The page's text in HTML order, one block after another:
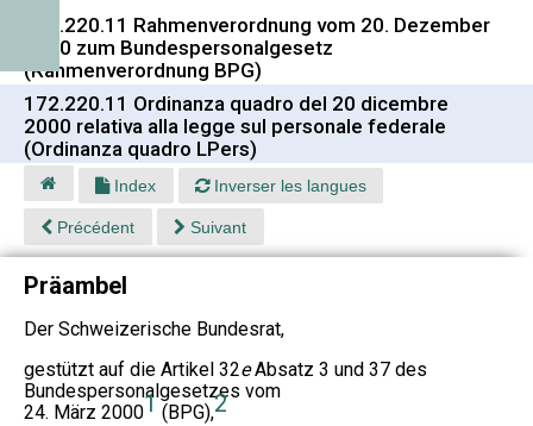
172.220.11 Rahmenverordnung vom 20. Dezember
2000 zum Bundespersonalgesetz
(Rahmenverordnung BPG)
172.220.11 Ordinanza quadro del 20 dicembre
2000 relativa alla legge sul personale federale
(Ordinanza quadro LPers)
Index Inverser les langues
Précédent Suivant
Präambel
Der Schweizerische Bundesrat,
gestützt auf die Artikel 32eAbsatz 3 und 37 des
Bundespersonalgesetzes vom
24. März 20001 (BPG),2